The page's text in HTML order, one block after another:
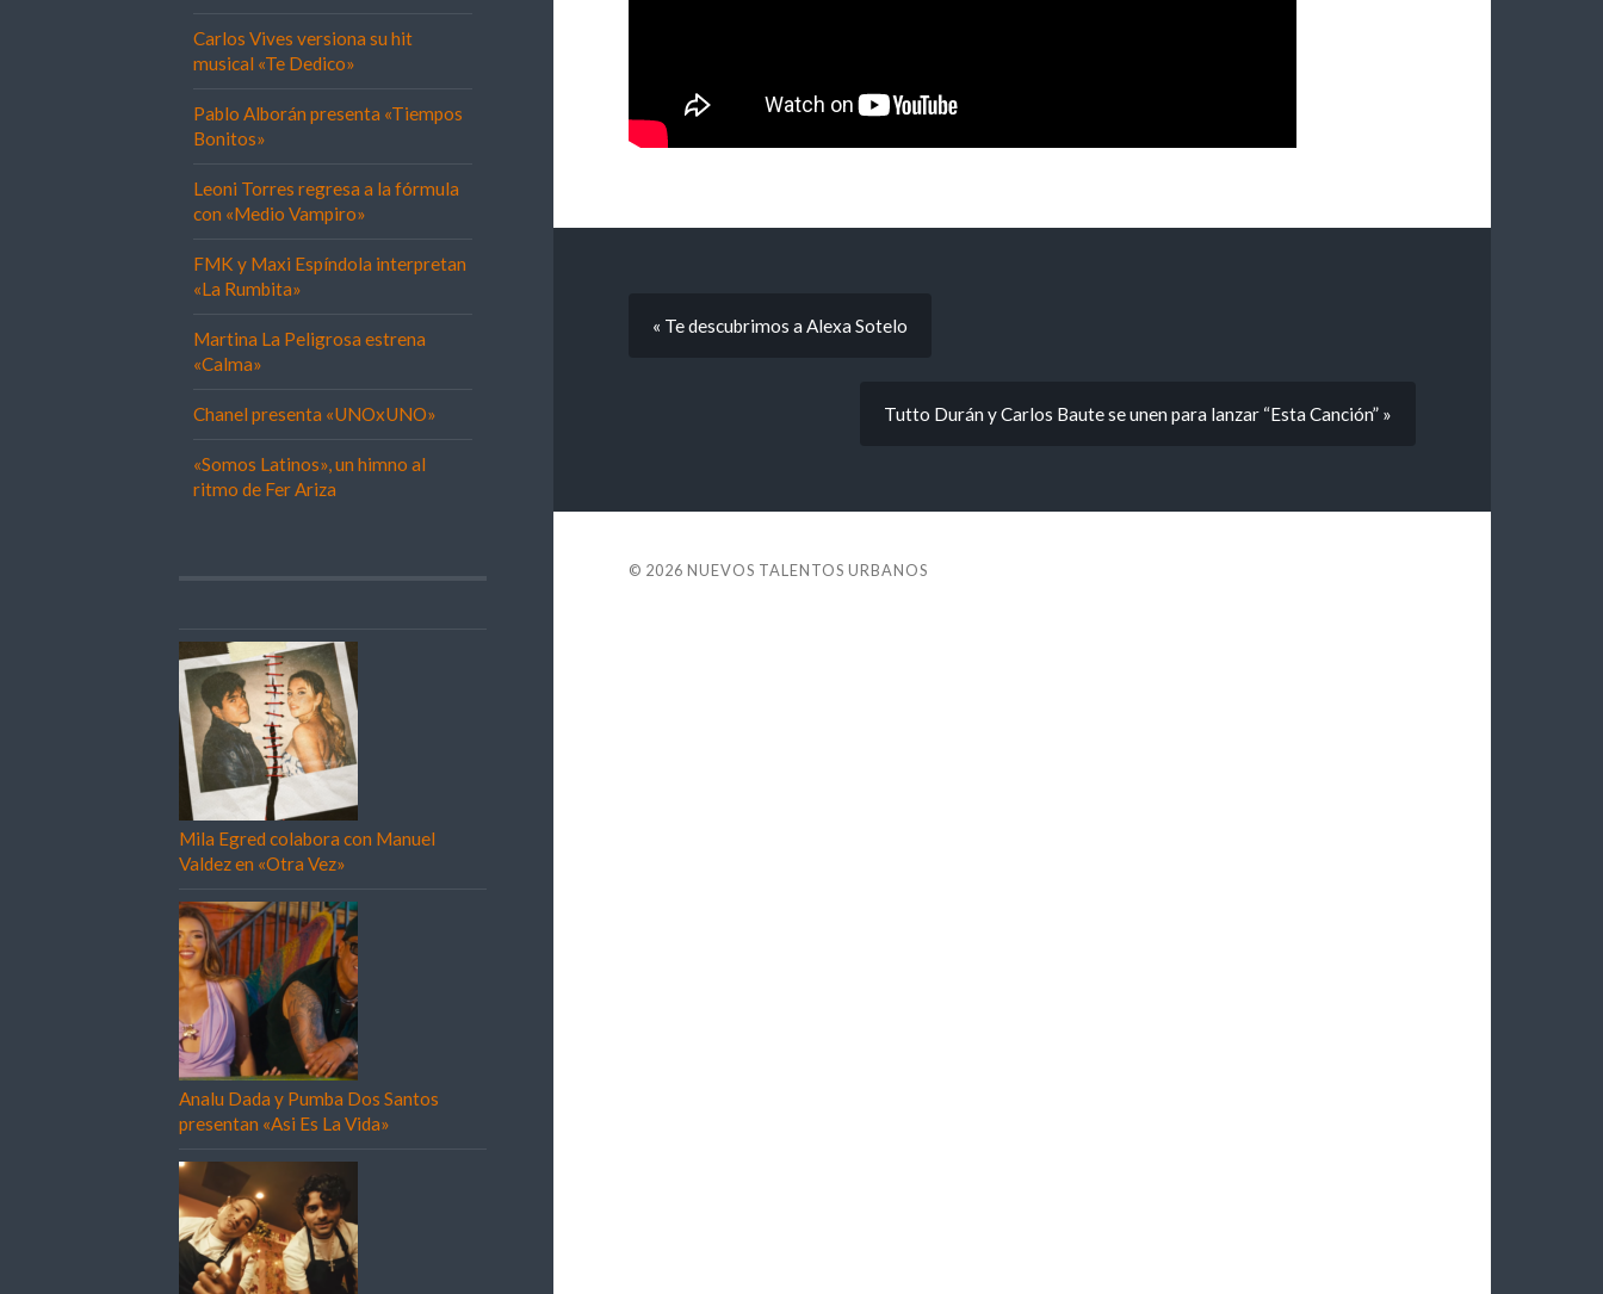
Carlos Vives versiona su hit
musical «Te Dedico»
Pablo Alborán presenta «Tiempos
Bonitos»
Leoni Torres regresa a la fórmula
con «Medio Vampiro»
FMK y Maxi Espíndola interpretan
«La Rumbita»
Martina La Peligrosa estrena
«Calma»
Chanel presenta «UNOxUNO»
«Somos Latinos», un himno al
ritmo de Fer Ariza
Mila Egred colabora con Manuel
Valdez en «Otra Vez»
Analu Dada y Pumba Dos Santos
presentan «Asi Es La Vida»
« Te descubrimos a Alexa Sotelo
Tutto Durán y Carlos Baute se unen para lanzar “Esta Canción” »
© 2026 NUEVOS TALENTOS URBANOS